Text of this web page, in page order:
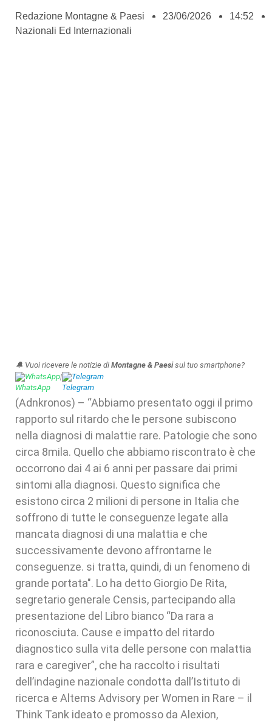
Redazione Montagne & Paesi 23/06/2026
14:52
Nazionali Ed Internazionali
🔔 Vuoi ricevere le notizie di Montagne & Paesisul tuo smartphone?
WhatsApp| Telegram
(Adnkronos) – “Abbiamo presentato oggi il primo
rapporto sul ritardo che le persone subiscono
nella diagnosi di malattie rare. Patologie che sono
circa 8mila. Quello che abbiamo riscontrato è che
occorrono dai 4 ai 6 anni per passare dai primi
sintomi alla diagnosi. Questo significa che
esistono circa 2 milioni di persone in Italia che
soffrono di tutte le conseguenze legate alla
mancata diagnosi di una malattia e che
successivamente devono affrontarne le
conseguenze. si tratta, quindi, di un fenomeno di
grande portata". Lo ha detto Giorgio De Rita,
segretario generale Censis, partecipando alla
presentazione del Libro bianco “Da rara a
riconosciuta. Cause e impatto del ritardo
diagnostico sulla vita delle persone con malattia
rara e caregiver”, che ha raccolto i risultati
dell’indagine nazionale condotta dall’Istituto di
ricerca e Altems Advisory per Women in Rare – il
Think Tank ideato e promosso da Alexion,